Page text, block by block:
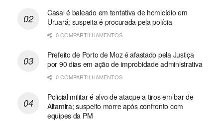
Casal é baleado em tentativa de homicídio em
Uruará; suspeita é procurada pela polícia
0 COMPARTILHAMENTOS
Prefeito de Porto de Moz é afastado pela Justiça
por 90 dias em ação de improbidade administrativa
0 COMPARTILHAMENTOS
Policial militar é alvo de ataque a tiros em bar de
Altamira; suspeito morre após confronto com
equipes da PM